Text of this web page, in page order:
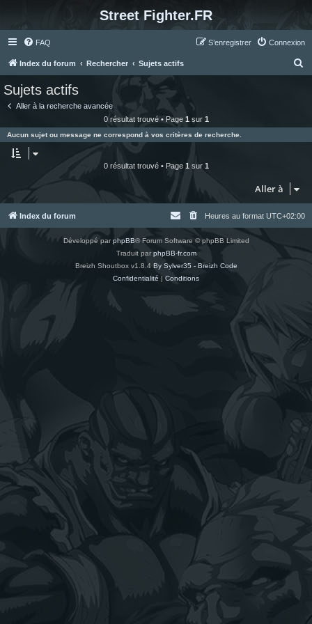
Street Fighter.FR
FAQ Connexion
S’enregistrer
Index du forum Rechercher Sujets actifs
e
r
Sujets actifs
Aller à la recherche avancée
0 résultat trouvé • Page 1 sur 1
Aucun sujet ou message ne correspond à vos critères de recherche.
0 résultat trouvé • Page 1 sur 1
Aller à
Index du forum Heures au format UTC+02:00
Développé parphpBB® Forum Software © phpBB Limited
Traduit parphpBB-fr.com
Breizh Shoutbox v1.8.4 By Sylver35 - Breizh Code
Confidentialité | Conditions